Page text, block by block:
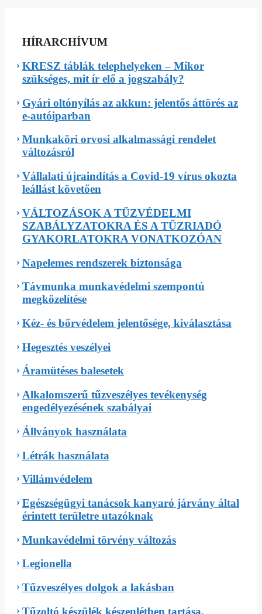
HÍRARCHÍVUM
KRESZ táblák telephelyeken – Mikor
szükséges, mit ír elő a jogszabály?
Gyári oltónyílás az akkun: jelentős áttörés az
e-autóiparban
Munkaköri orvosi alkalmassági rendelet
változásról
Vállalati újraindítás a Covid-19 vírus okozta
leállást követően
VÁLTOZÁSOK A TŰZVÉDELMI
SZABÁLYZATOKRA ÉS A TŰZRIADÓ
GYAKORLATOKRA VONATKOZÓAN
Napelemes rendszerek biztonsága
Távmunka munkavédelmi szempontú
megközelítése
Kéz- és bőrvédelem jelentősége, kiválasztása
Hegesztés veszélyei
Áramütéses balesetek
Alkalomszerű tűzveszélyes tevékenység
engedélyezésének szabályai
Állványok használata
Létrák használata
Villámvédelem
Egészségügyi tanácsok kanyaró járvány által
érintett területre utazóknak
Munkavédelmi törvény változás
Legionella
Tűzveszélyes dolgok a lakásban
Tűzoltó készülék készenlétben tartása,